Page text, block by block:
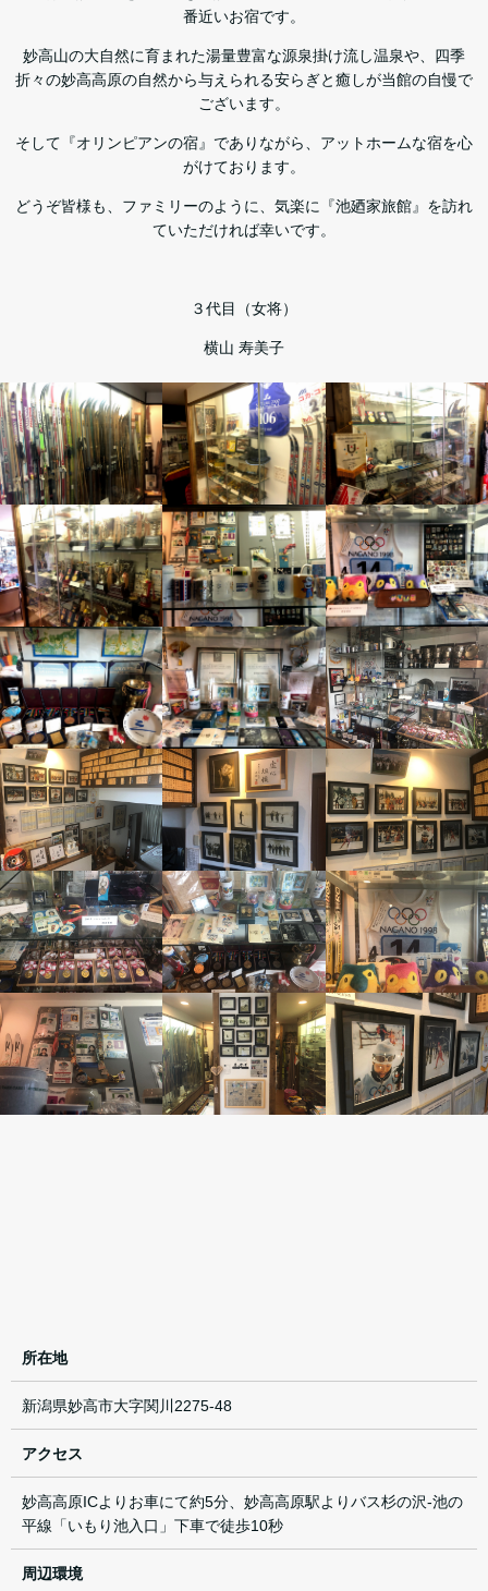
番近いお宿です。
妙高山の大自然に育まれた湯量豊富な源泉掛け流し温泉や、四季
折々の妙高高原の自然から与えられる安らぎと癒しが当館の自慢で
ございます。
そして『オリンピアンの宿』でありながら、アットホームな宿を心
がけております。
どうぞ皆様も、ファミリーのように、気楽に『池廼家旅館』を訪れ
ていただければ幸いです。
３代目（女将）
横山 寿美子
所在地
新潟県妙高市大字関川2275-48
アクセス
妙高高原ICよりお車にて約5分、妙高高原駅よりバス杉の沢-池の
平線「いもり池入口」下車で徒歩10秒
周辺環境